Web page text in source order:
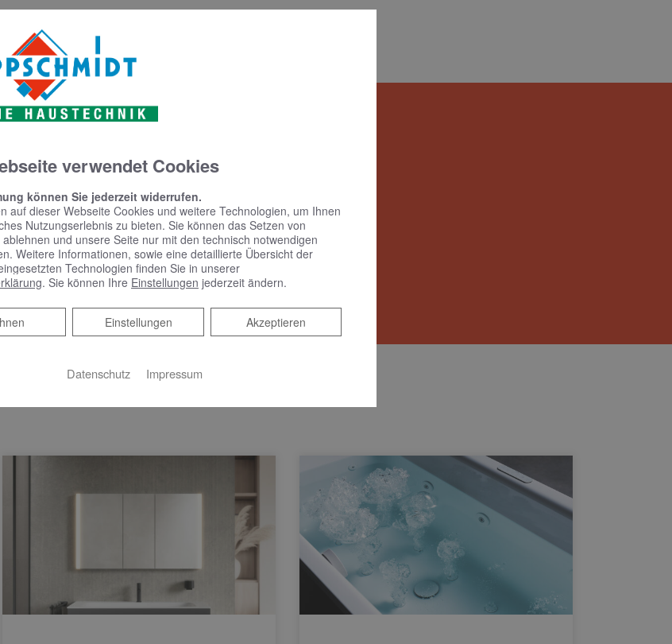
Termine anfragen!
verwendet Cookies
können Sie jederzeit widerrufen.
auf dieser Webseite Cookies und weitere Technologien, um Ihnen
Nutzungserlebnis zu bieten. Sie können das Setzen von
und unsere Seite nur mit den technisch notwendigen
Weitere Informationen, sowie eine detaillierte Übersicht der
Technologien finden Sie in unserer
. Sie können Ihre Einstellungen jederzeit ändern.
Akzeptieren
Einstellungen
Datenschutz Impressum